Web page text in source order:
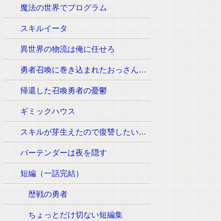
魔法の世界でプログラム
スキルイータ
異世界の物流は俺に任せろ
勇者召喚に巻き込まれたおっさんはウォッシュの魔法（必須:ウィッシュのポーズ）しか使えません。
帰還した召喚勇者の憂鬱
ギミックハウス
スキルが芽生えたので復讐したいと思います
バーテンダーは夜を隠す
短編（一話完結）
歴戦の勇者
ちょっとだけ切ない短編集